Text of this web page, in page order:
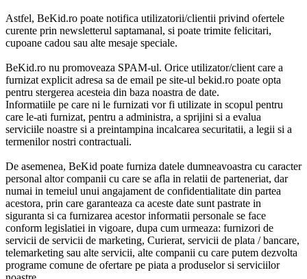
Astfel, BeKid.ro poate notifica utilizatorii/clientii privind ofertele
curente prin newsletterul saptamanal, si poate trimite felicitari,
cupoane cadou sau alte mesaje speciale.
BeKid.ro nu promoveaza SPAM-ul. Orice utilizator/client care a
furnizat explicit adresa sa de email pe site-ul bekid.ro poate opta
pentru stergerea acesteia din baza noastra de date.
Informatiile pe care ni le furnizati vor fi utilizate in scopul pentru
care le-ati furnizat, pentru a administra, a sprijini si a evalua
serviciile noastre si a preintampina incalcarea securitatii, a legii si a
termenilor nostri contractuali.
De asemenea, BeKid poate furniza datele dumneavoastra cu caracter
personal altor companii cu care se afla in relatii de parteneriat, dar
numai in temeiul unui angajament de confidentialitate din partea
acestora, prin care garanteaza ca aceste date sunt pastrate in
siguranta si ca furnizarea acestor informatii personale se face
conform legislatiei in vigoare, dupa cum urmeaza: furnizori de
servicii de servicii de marketing, Curierat, servicii de plata / bancare,
telemarketing sau alte servicii, alte companii cu care putem dezvolta
programe comune de ofertare pe piata a produselor si serviciilor